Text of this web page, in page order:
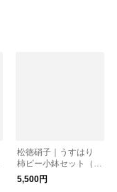
松徳硝子｜うすはり
柿ピー小鉢セット（タ
ンブラーL・柿ピー小
鉢）
5,500円